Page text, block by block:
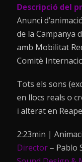
Descripció del
Anunci
de la Campanya
amb Mobilitat
Comitè
Tots els sons
en llocs reals o
i alterat en
2:23min |
Director – Pablo